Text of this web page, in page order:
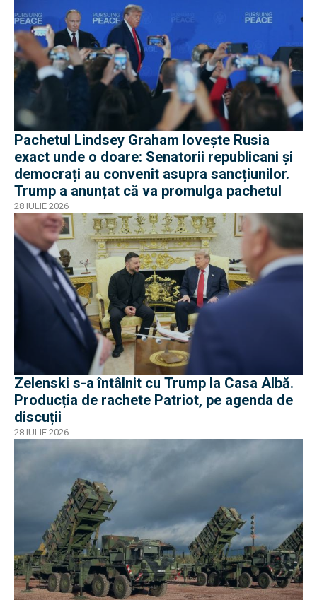
Pachetul Lindsey Graham lovește Rusia
exact unde o doare: Senatorii republicani și
democrați au convenit asupra sancțiunilor.
Trump a anunțat că va promulga pachetul
28 IULIE 2026
Zelenski s-a întâlnit cu Trump la Casa Albă.
Producția de rachete Patriot, pe agenda de
discuții
28 IULIE 2026